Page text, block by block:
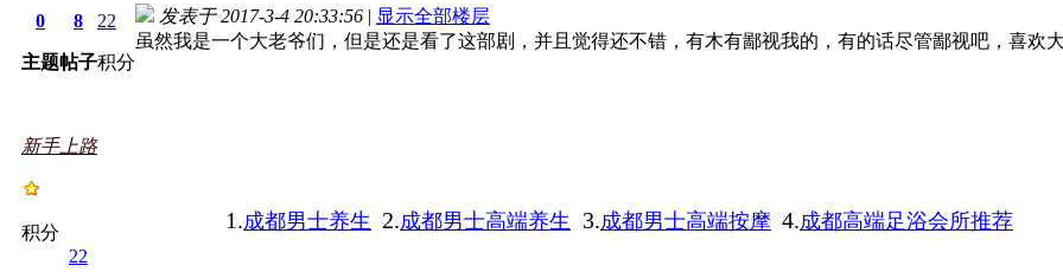
0
主题
8
帖子
22
积分
新手上路
积分
22
发表于 2017-3-4 20:33:56 | 显示全部楼层
虽然我是一个大老爷们，但是还是看了这部剧，并且觉得还不错，有木有鄙视我的，有的话尽管鄙视吧，喜欢
1.成都男士养生 2.成都男士高端养生 3.成都男士高端按摩 4.成都高端足浴会所推荐